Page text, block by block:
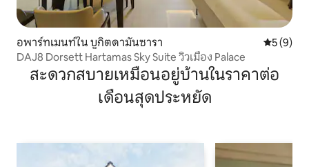
อพาร์ทเมนท์ใน บูกิตดามันซารา คะแนนเฉ
5 (9)
DAJ8 Dorsett Hartamas Sky Suite วิวเมือง Palace
สะดวกสบายเหมือนอยู่บ้านในราคาต่อ
เดือนสุดประหยัด